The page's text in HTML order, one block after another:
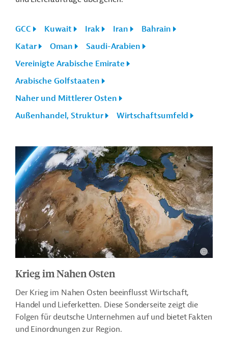
GCC Kuwait Irak Iran
Bahrain
Katar
Oman
Saudi-Arabien
Vereinigte Arabische Emirate
Arabische Golfstaaten
Naher und Mittlerer Osten
Außenhandel, Struktur
Wirtschaftsumfeld
Krieg im Nahen Osten
Der Krieg im Nahen Osten beeinflusst Wirtschaft,
Handel und Lieferketten. Diese Sonderseite zeigt die
Folgen für deutsche Unternehmen auf und bietet Fakten
und Einordnungen zur Region.